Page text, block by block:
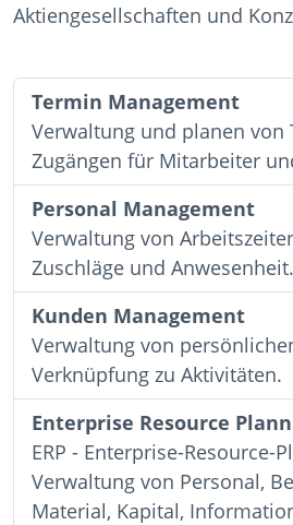
Aktiengesellschaften und
Termin Management
Verwaltung und planen
Zugängen für Mitarbeiter
Personal Management
Verwaltung von
Zuschläge und Anwesenheit.
Kunden Management
Verwaltung von
Verknüpfung zu Aktivitäten.
Enterprise Resource
ERP - Enterprise-Resource-
Verwaltung von Personal,
Material, Kapital,